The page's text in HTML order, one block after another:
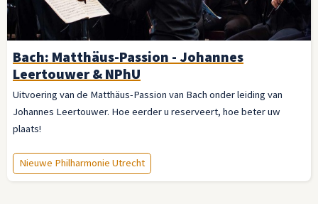
Bach: Matthäus-Passion - Johannes
Leertouwer & NPhU
Uitvoering van de Matthäus-Passion van Bach onder leiding van
Johannes Leertouwer. Hoe eerder u reserveert, hoe beter uw
plaats!
Nieuwe Philharmonie Utrecht